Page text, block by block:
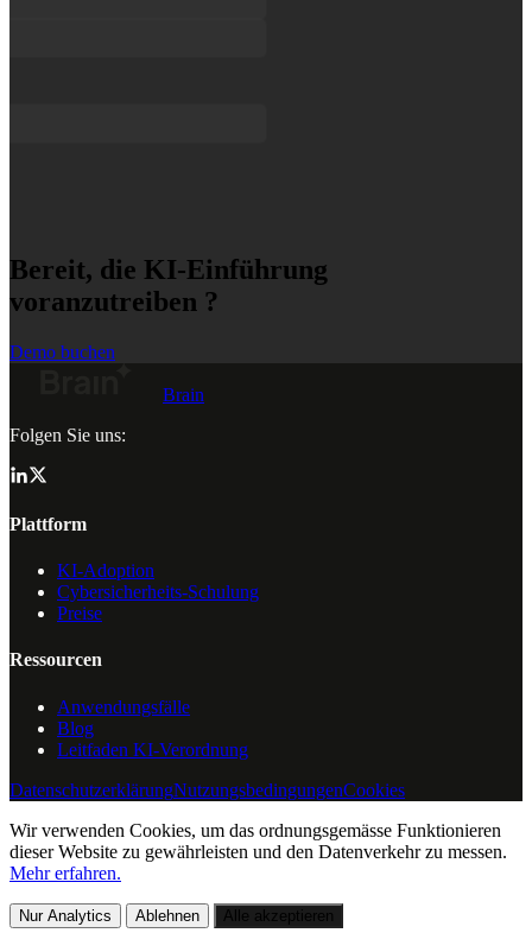
Bereit, die KI-Einführung
voranzutreiben ?
Demo buchen
Brain
Folgen Sie uns:
Plattform
KI-Adoption
Cybersicherheits-Schulung
Preise
Ressourcen
Anwendungsfälle
Blog
Leitfaden KI-Verordnung
DatenschutzerklärungNutzungsbedingungenCookies
Wir verwenden Cookies, um das ordnungsgemässe Funktionieren
dieser Website zu gewährleisten und den Datenverkehr zu messen.
Mehr erfahren.
Nur Analytics Ablehnen Alle akzeptieren